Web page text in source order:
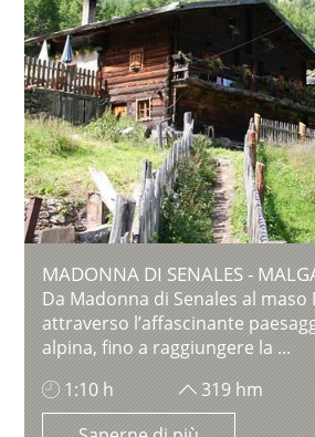
MADONNA DI SENALES -
Da Madonna di Senales al maso
attraverso l’affascinante
alpina, fino a raggiungere la ...
1:10 h
319 hm